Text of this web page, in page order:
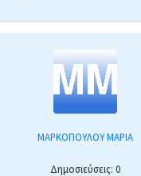
ΜΑΡΚΟΠΟΥΛΟΥ ΜΑΡΙΑ
Δημοσιεύσεις: 0